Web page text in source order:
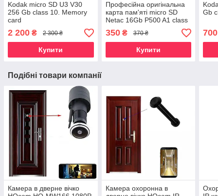
Kodak micro SD U3 V30
256 Gb class 10. Memory
card
2 200 ₴ 2 300 ₴
Купити
Професійна оригінальна
карта пам'яті micro SD
Netac 16Gb P500 A1 class
10.
350₴ 370 ₴
Купити
Gb
700
Подібні товари компанії
Камера в дверне вічко
Камера охоронна в